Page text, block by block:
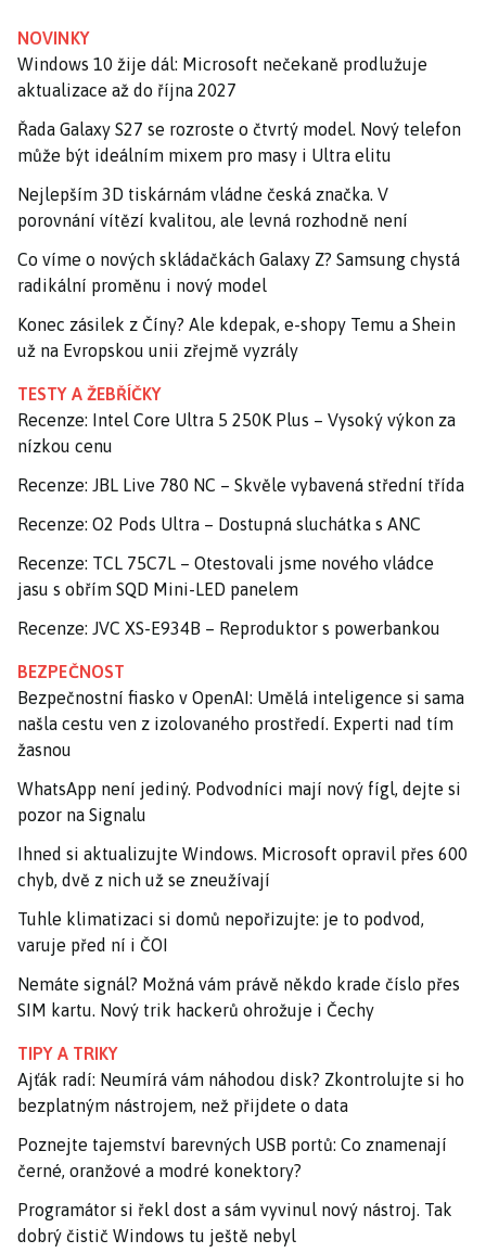
NOVINKY
Windows 10 žije dál: Microsoft nečekaně prodlužuje
aktualizace až do října 2027
Řada Galaxy S27 se rozroste o čtvrtý model. Nový telefon
může být ideálním mixem pro masy i Ultra elitu
Nejlepším 3D tiskárnám vládne česká značka. V
porovnání vítězí kvalitou, ale levná rozhodně není
Co víme o nových skládačkách Galaxy Z? Samsung chystá
radikální proměnu i nový model
Konec zásilek z Číny? Ale kdepak, e-shopy Temu a Shein
už na Evropskou unii zřejmě vyzrály
TESTY A ŽEBŘÍČKY
Recenze: Intel Core Ultra 5 250K Plus – Vysoký výkon za
nízkou cenu
Recenze: JBL Live 780 NC – Skvěle vybavená střední třída
Recenze: O2 Pods Ultra – Dostupná sluchátka s ANC
Recenze: TCL 75C7L – Otestovali jsme nového vládce
jasu s obřím SQD Mini-LED panelem
Recenze: JVC XS-E934B – Reproduktor s powerbankou
BEZPEČNOST
Bezpečnostní fiasko v OpenAI: Umělá inteligence si sama
našla cestu ven z izolovaného prostředí. Experti nad tím
žasnou
WhatsApp není jediný. Podvodníci mají nový fígl, dejte si
pozor na Signalu
Ihned si aktualizujte Windows. Microsoft opravil přes 600
chyb, dvě z nich už se zneužívají
Tuhle klimatizaci si domů nepořizujte: je to podvod,
varuje před ní i ČOI
Nemáte signál? Možná vám právě někdo krade číslo přes
SIM kartu. Nový trik hackerů ohrožuje i Čechy
TIPY A TRIKY
Ajťák radí: Neumírá vám náhodou disk? Zkontrolujte si ho
bezplatným nástrojem, než přijdete o data
Poznejte tajemství barevných USB portů: Co znamenají
černé, oranžové a modré konektory?
Programátor si řekl dost a sám vyvinul nový nástroj. Tak
dobrý čistič Windows tu ještě nebyl